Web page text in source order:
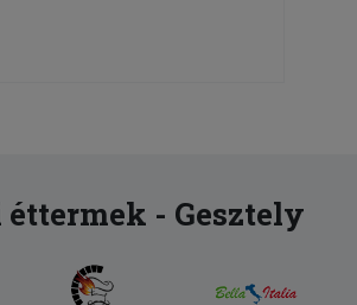
- Gesztely